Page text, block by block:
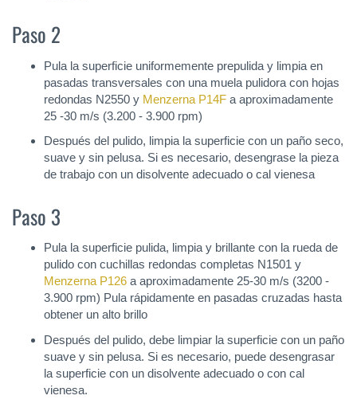
Paso 2
Pula la superficie uniformemente prepulida y limpia en
pasadas transversales con una muela pulidora con hojas
redondas N2550 y Menzerna P14F a aproximadamente
25 -30 m/s (3.200 - 3.900 rpm)
Después del pulido, limpia la superficie con un paño seco,
suave y sin pelusa. Si es necesario, desengrase la pieza
de trabajo con un disolvente adecuado o cal vienesa
Paso 3
Pula la superficie pulida, limpia y brillante con la rueda de
pulido con cuchillas redondas completas N1501 y
Menzerna P126 a aproximadamente 25-30 m/s (3200 -
3.900 rpm) Pula rápidamente en pasadas cruzadas hasta
obtener un alto brillo
Después del pulido, debe limpiar la superficie con un paño
suave y sin pelusa. Si es necesario, puede desengrasar
la superficie con un disolvente adecuado o con cal
vienesa.